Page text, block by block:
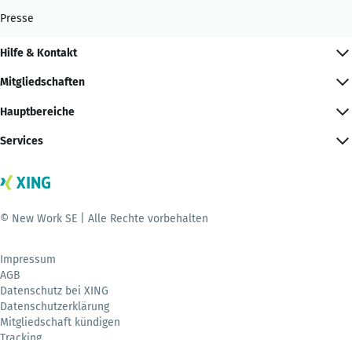
Presse
Hilfe & Kontakt
Mitgliedschaften
Hauptbereiche
Services
© New Work SE | Alle Rechte vorbehalten
Impressum
AGB
Datenschutz bei XING
Datenschutzerklärung
Mitgliedschaft kündigen